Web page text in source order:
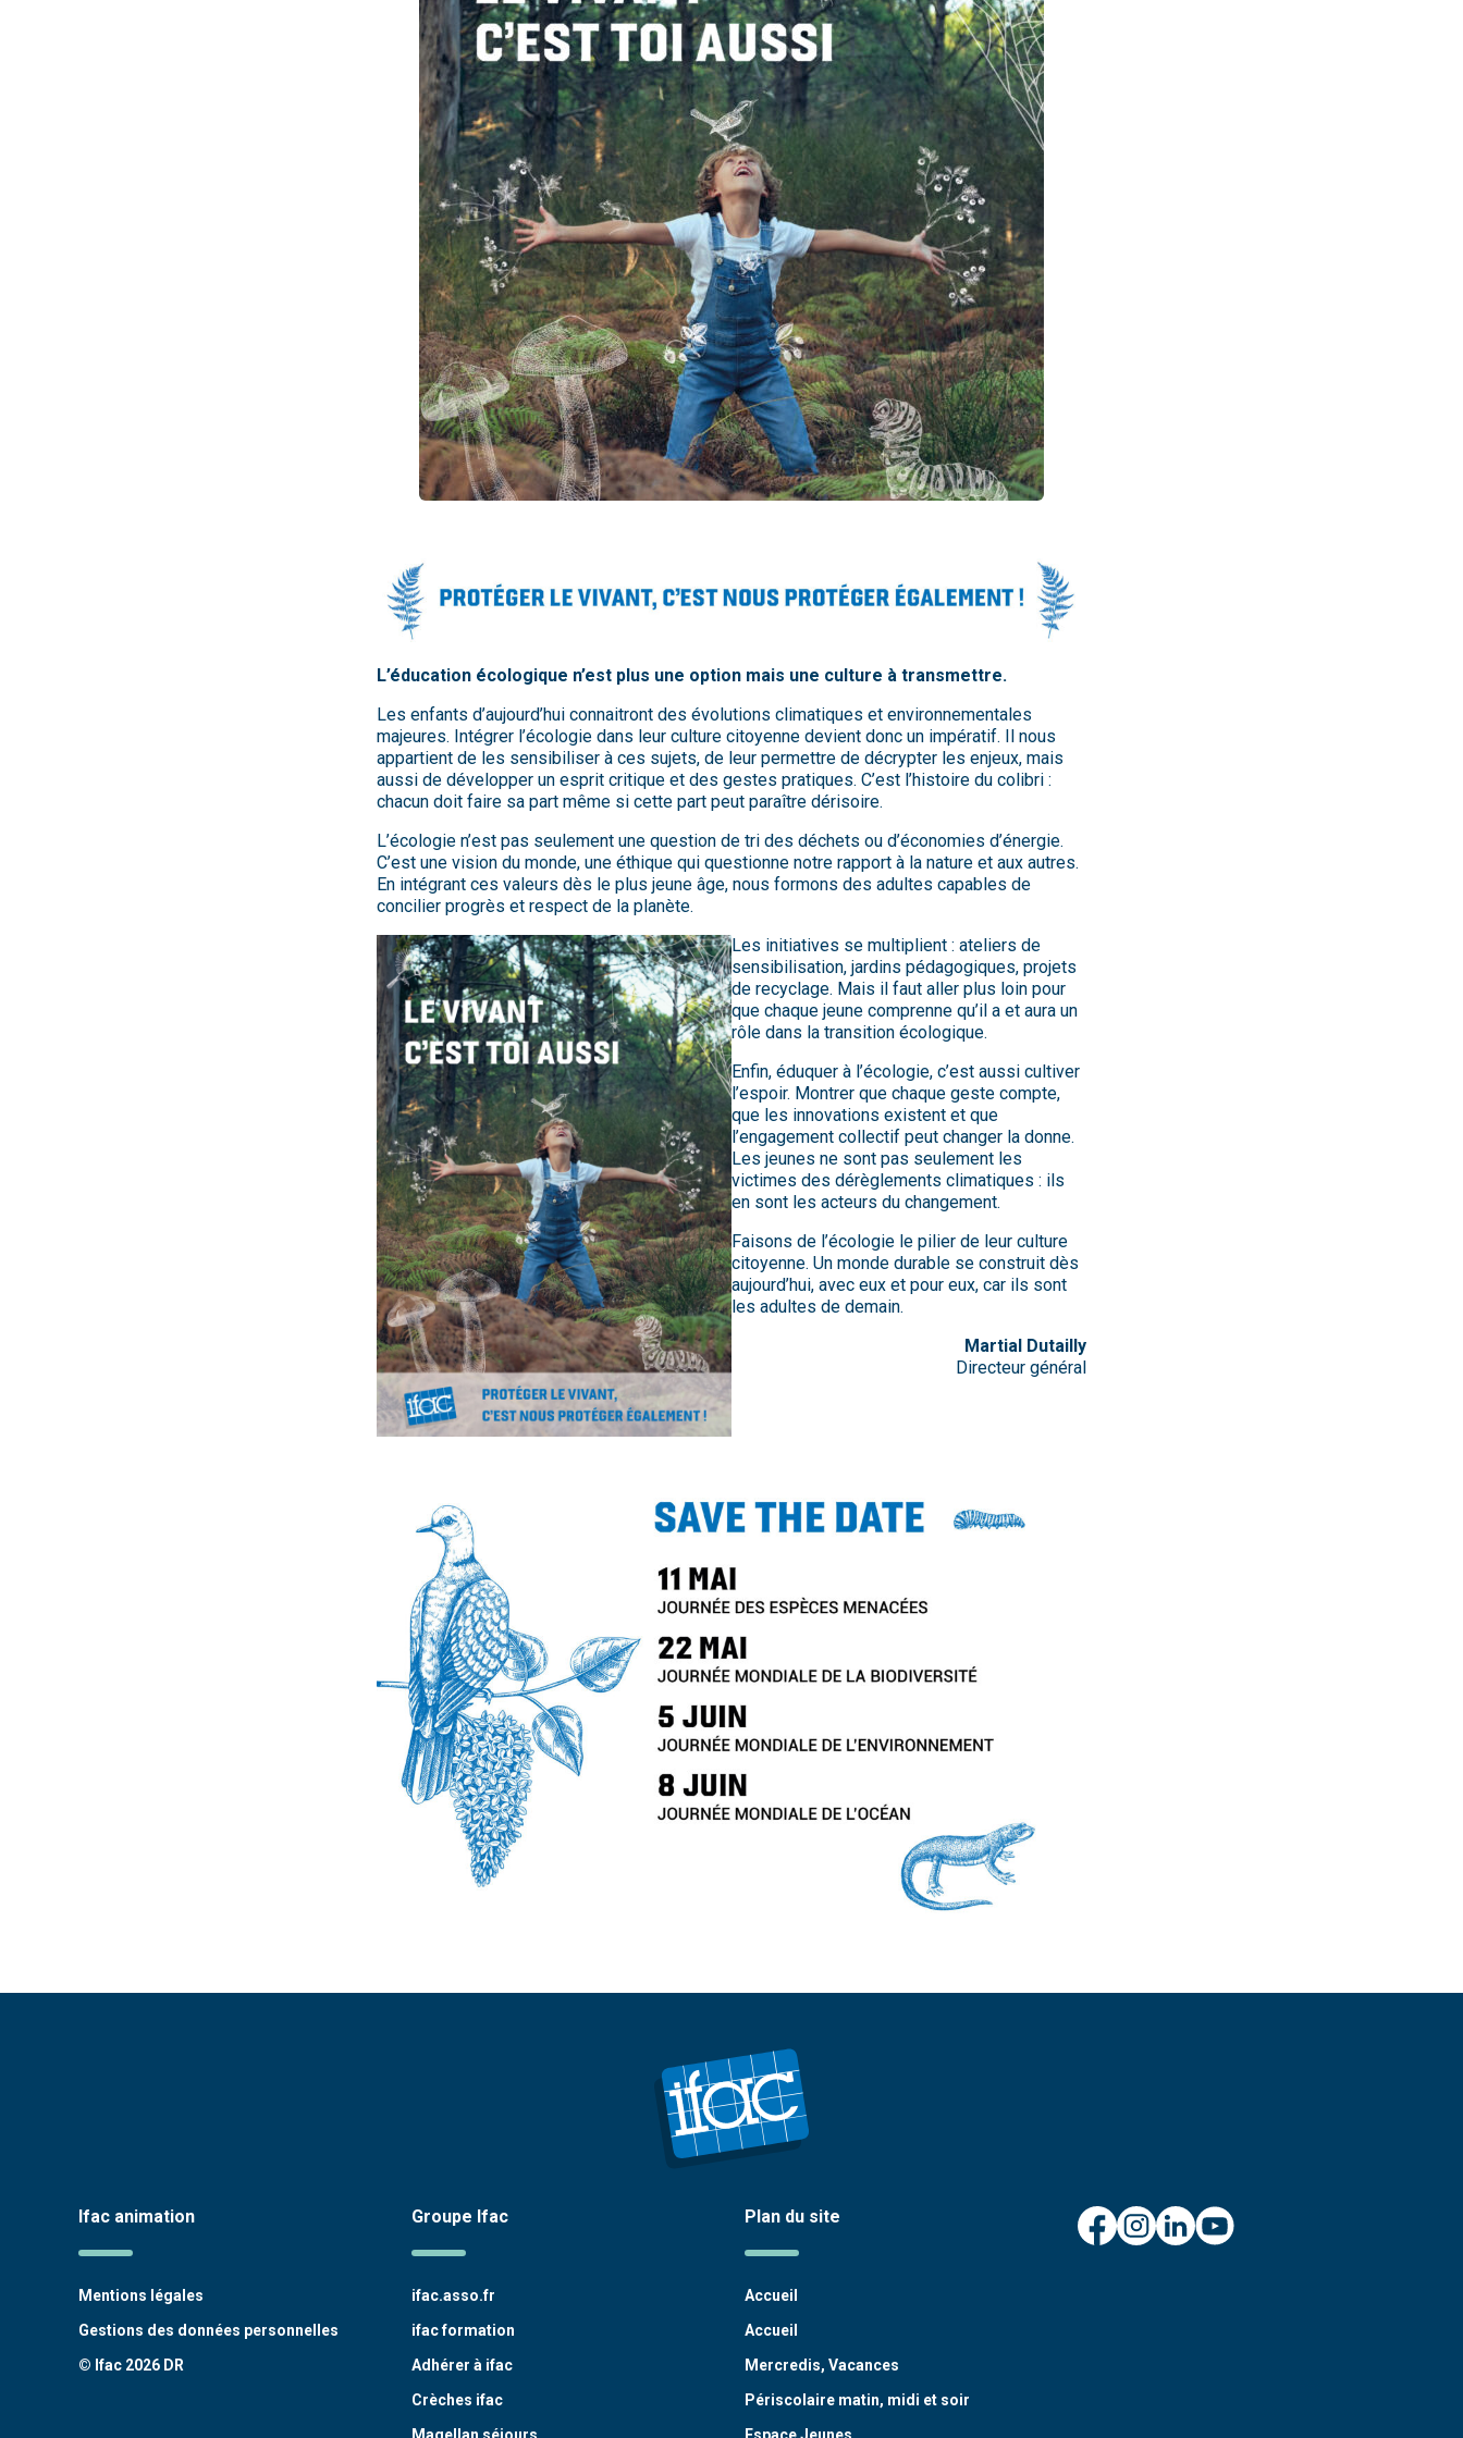
L’éducation écologique n’est plus une option mais une culture à transmettre.
Les enfants d’aujourd’hui connaitront des évolutions climatiques et environnementales
majeures. Intégrer l’écologie dans leur culture citoyenne devient donc un impératif. Il nous
appartient de les sensibiliser à ces sujets, de leur permettre de décrypter les enjeux, mais
aussi de développer un esprit critique et des gestes pratiques. C’est l’histoire du colibri :
chacun doit faire sa part même si cette part peut paraître dérisoire.
L’écologie n’est pas seulement une question de tri des déchets ou d’économies d’énergie.
C’est une vision du monde, une éthique qui questionne notre rapport à la nature et aux autres.
En intégrant ces valeurs dès le plus jeune âge, nous formons des adultes capables de
concilier progrès et respect de la planète.
Les initiatives se multiplient : ateliers de
sensibilisation, jardins pédagogiques, projets
de recyclage. Mais il faut aller plus loin pour
que chaque jeune comprenne qu’il a et aura un
rôle dans la transition écologique.
Enfin, éduquer à l’écologie, c’est aussi cultiver
l’espoir. Montrer que chaque geste compte,
que les innovations existent et que
l’engagement collectif peut changer la donne.
Les jeunes ne sont pas seulement les
victimes des dérèglements climatiques : ils
en sont les acteurs du changement.
Faisons de l’écologie le pilier de leur culture
citoyenne. Un monde durable se construit dès
aujourd’hui, avec eux et pour eux, car ils sont
les adultes de demain.
Martial Dutailly
Directeur général
Ifac animation
Mentions légales
Gestions des données personnelles
© Ifac 2026 DR
Groupe Ifac
ifac.asso.fr
ifac formation
Adhérer à ifac
Crèches ifac
Plan du site
Accueil
Accueil
Mercredis, Vacances
Périscolaire matin, midi et soir